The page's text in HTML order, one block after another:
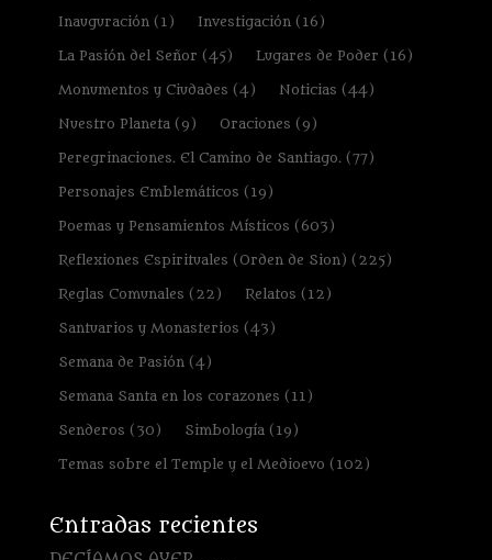
Inauguración(1) Investigación(16)
La Pasión del Señor (45) Lugares de Poder (16)
Monumentos y Ciudades (4) Noticias (44)
Nuestro Planeta(9) Oraciones (9)
Peregrinaciones. El Camino de Santiago.(77)
Personajes Emblemáticos (19)
Poemas y Pensamientos Místicos (603)
Reflexiones Espirituales (Orden de Sion) (225)
Reglas Comunales (22) Relatos (12)
Santuarios y Monasterios (43)
Semana de Pasión(4)
Semana Santa en los corazones (11)
Senderos (30) Simbología(19)
Temas sobre el Temple y el Medioevo (102)
Entradas recientes